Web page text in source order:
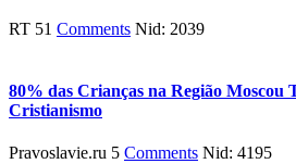
RT 51 Comments Nid: 2039
80% das Crianças na Região Moscou
Cristianismo
Pravoslavie.ru 5 Comments Nid: 4195